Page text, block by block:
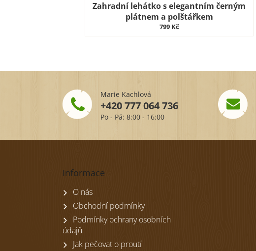
Zahradní lehátko s elegantním černým
plátnem a polštářkem
799 Kč
Marie Kachlová
+420 777 064 736
Po - Pá: 8:00 - 16:00
Informace
O nás
Obchodní podmínky
Podmínky ochrany osobních
údajů
Jak pečovat o proutí